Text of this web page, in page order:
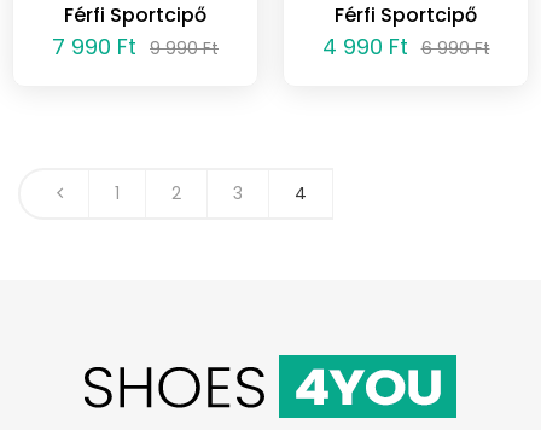
Férfi Sportcipő
7 990 Ft 9 990 Ft
Férfi Sportcipő
4 990 Ft 6 990 Ft
1 2 3 4